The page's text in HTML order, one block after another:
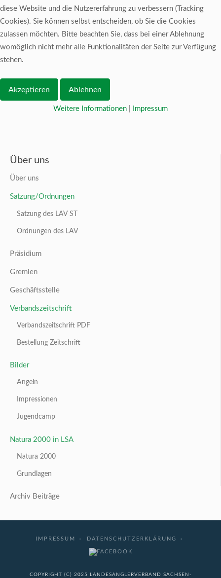
Über uns
Über uns
Satzung/Ordnungen
Satzung des LAV ST
Ordnungen des LAV
Präsidium
Gremien
Geschäftsstelle
Verbandszeitschrift
Verbandszeitschrift PDF
Bestellung Zeitschrift
Bilder
Angeln
Impressionen
Jugendcamp
Natura 2000 in LSA
Natura 2000
Grundlagen
Archiv Beiträge
IMPRESSUM DATENSCHUTZERKLÄRUNG
COPYRIGHT (C) 2025 LANDESANGLERVERBAND SACHSEN-
diese Website und die Nutzererfahrung zu verbessern (Tracking
Cookies). Sie können selbst entscheiden, ob Sie die Cookies
zulassen möchten. Bitte beachten Sie, dass bei einer Ablehnung
womöglich nicht mehr alle Funktionalitäten der Seite zur Verfügung
stehen.
Akzeptieren Ablehnen
Weitere Informationen Impressum